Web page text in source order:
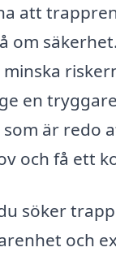
att
om
en
är redo
och få ett
söker
och